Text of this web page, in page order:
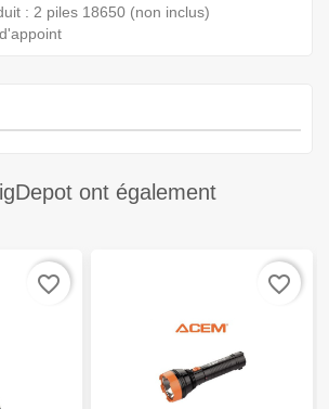
: 2 piles 18650 (non inclus)
ont également
favorite_border favorite_border